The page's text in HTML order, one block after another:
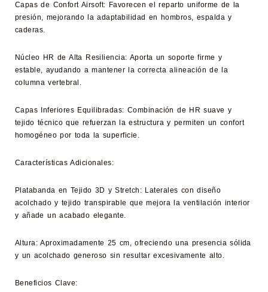
Capas de Confort Airsoft: Favorecen el reparto uniforme de la
presión, mejorando la adaptabilidad en hombros, espalda y
caderas.
Núcleo HR de Alta Resiliencia: Aporta un soporte firme y
estable, ayudando a mantener la correcta alineación de la
columna vertebral.
Capas Inferiores Equilibradas: Combinación de HR suave y
tejido técnico que refuerzan la estructura y permiten un confort
homogéneo por toda la superficie.
Características Adicionales:
Platabanda en Tejido 3D y Stretch: Laterales con diseño
acolchado y tejido transpirable que mejora la ventilación interior
y añade un acabado elegante.
Altura: Aproximadamente 25 cm, ofreciendo una presencia sólida
y un acolchado generoso sin resultar excesivamente alto.
Beneficios Clave: